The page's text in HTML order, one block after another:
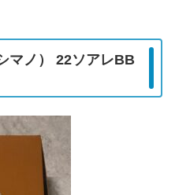
マノ） 22ソアレBB